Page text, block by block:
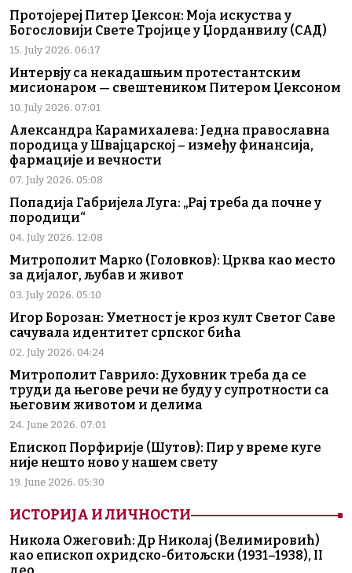
Протојереј Питер Џексон: Моја искуства у
Богословији Свете Тројице у Џорданвилу (САД)
15. July 2026. 06:17
Интервју са некадашњим протестантским
мисионаром — свештеником Питером Џексоном
10. July 2026. 07:01
Александра Карамихалева: Једна православна
породица у Швајцарској – између финансија,
фармације и вечности
07. July 2026. 05:08
Попадија Габријела Луга: „Рај треба да почне у
породици“
04. July 2026. 12:08
Митрополит Марко (Головков): Црква као место
за дијалог, љубав и живот
03. July 2026. 05:10
Игор Борозан: Уметност је кроз култ Светог Саве
сачувала идентитет српског бића
02. July 2026. 04:24
Митрополит Гаврило: Духовник треба да се
труди да његове речи не буду у супротности са
његовим животом и делима
24. June 2026. 07:01
Епископ Порфирије (Шутов): Пир у време куге
није нешто ново у нашем свету
19. June 2026. 05:30
ИСТОРИЈА И ЛИЧНОСТИ
Никола Ожеговић: Др Николај (Велимировић)
као епископ охридско-битољски (1931–1938), II